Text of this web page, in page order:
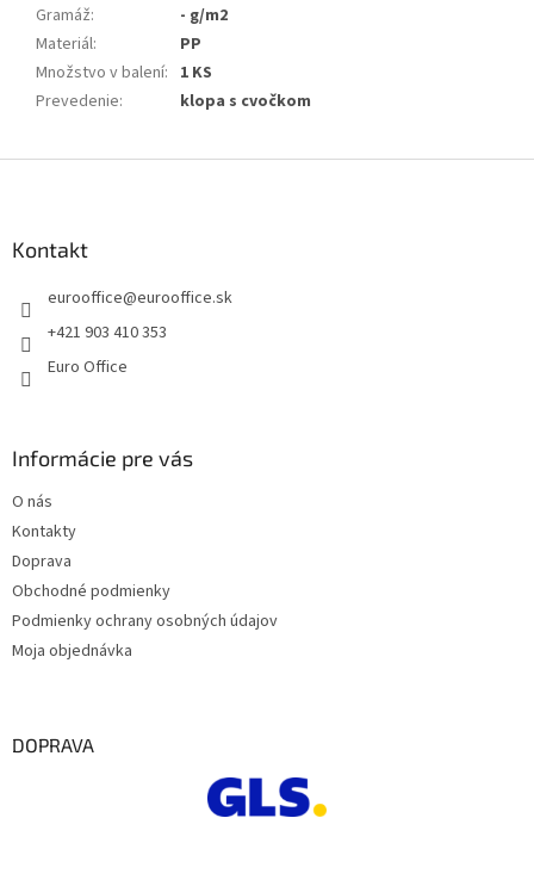
Gramáž:
- g/m2
Materiál:
PP
Množstvo v balení: 1 KS
Prevedenie: klopa s cvočkom
Kontakt
eurooffice@eurooffice.sk
+421 903 410 353
Euro Office
Informácie pre vás
O nás
Kontakty
Doprava
Obchodné podmienky
Podmienky ochrany osobných údajov
Moja objednávka
DOPRAVA